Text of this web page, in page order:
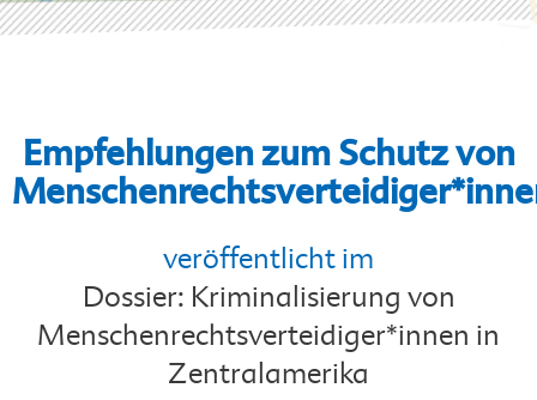
Empfehlungen zum Schutz von
veröffentlicht im
Dossier: Kriminalisierung von
Menschenrechtsverteidiger*innen in
Zentralamerika